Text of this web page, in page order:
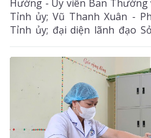
Hường - Ủy viên Ban
Tỉnh ủy; Vũ Thanh Xuân -
Tỉnh ủy; đại diện lãnh đạo
Văn Biên - Bí thư Đảng ủy,
Khoa.